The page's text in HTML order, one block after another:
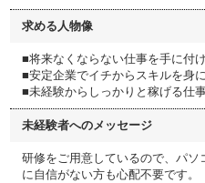
求める人物像
■将来なくならない仕事を手に付
■安定企業でイチからスキルを身
■未経験からしっかりと稼げる仕
未経験者へのメッセージ
研修をご用意しているので、パ
に自信がない方も心配不要です。